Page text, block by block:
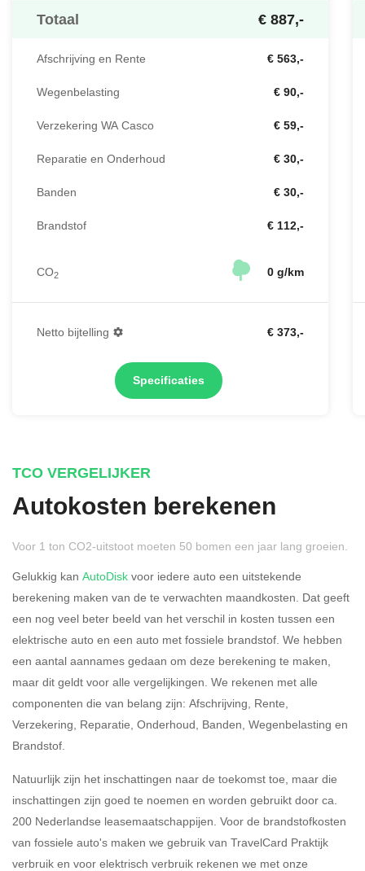
Totaal € 887,-
Afschrijving en Rente € 563,-
Wegenbelasting € 90,-
Verzekering WA Casco € 59,-
Reparatie en Onderhoud € 30,-
Banden € 30,-
Brandstof € 112,-
CO2 0 g/km
Netto bijtelling € 373,-
Specificaties
Rijdt u meer dan 500
kilometer privé?
Ja Nee
Belastingspercentage
37,07% (Belastbaar tot €
69.399,- )
Eigen bijdrage
TCO VERGELIJKER
Autokosten berekenen
Voor 1 ton CO2-uitstoot moeten 50 bomen een jaar lang groeien.
Gelukkig kan AutoDisk voor iedere auto een uitstekende
berekening maken van de te verwachten maandkosten. Dat geeft
een nog veel beter beeld van het verschil in kosten tussen een
elektrische auto en een auto met fossiele brandstof. We hebben
een aantal aannames gedaan om deze berekening te maken,
maar dit geldt voor alle vergelijkingen. We rekenen met alle
componenten die van belang zijn: Afschrijving, Rente,
Verzekering, Reparatie, Onderhoud, Banden, Wegenbelasting en
Brandstof.
Natuurlijk zijn het inschattingen naar de toekomst toe, maar die
inschattingen zijn goed te noemen en worden gebruikt door ca.
200 Nederlandse leasemaatschappijen. Voor de brandstofkosten
van fossiele auto's maken we gebruik van TravelCard Praktijk
verbruik en voor elektrisch verbruik rekenen we met onze